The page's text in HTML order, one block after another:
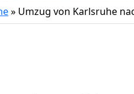
» Umzug von Karlsruhe